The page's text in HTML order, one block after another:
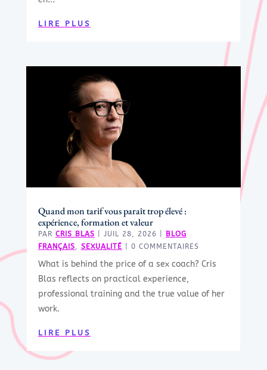
LIRE PLUS
Quand mon tarif vous paraît trop élevé :
expérience, formation et valeur
PAR CRIS BLAS JUIL 28, 2026
BLOG
FRANÇAIS
SEXUALITÉ | 0 COMMENTAIRES
What is behind the price of a sex coach? Cris
Blas reflects on practical experience,
professional training and the true value of her
work.
LIRE PLUS